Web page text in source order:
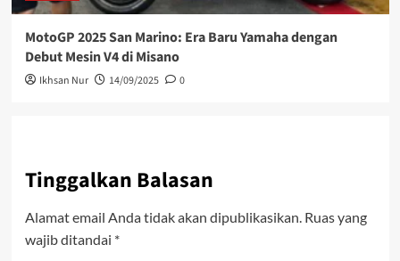
MotoGP 2025 San Marino: Era Baru Yamaha dengan
Debut Mesin V4 di Misano
Ikhsan Nur 14/09/2025 0
Tinggalkan Balasan
Alamat email Anda tidak akan dipublikasikan. Ruas yang
wajib ditandai *